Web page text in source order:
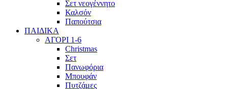
Σετ νεογέννητο
Καλσόν
Παπούτσια
ΠΑΙΔΙΚΑ
ΑΓΟΡΙ 1-6
Christmas
Σετ
Πανωφόρια
Μπουφάν
Πυτζάμες